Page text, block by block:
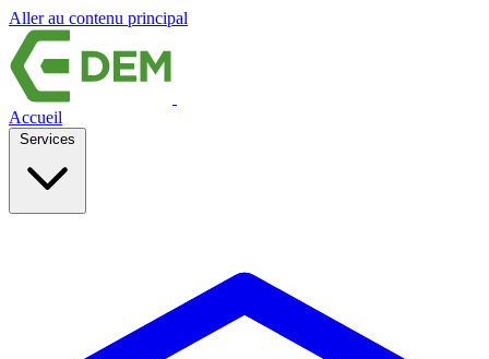
Aller au contenu principal
Accueil
Services